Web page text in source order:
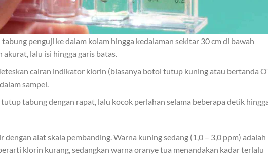
penguji ke dalam kolam hingga kedalaman sekitar 30 cm di bawah
lalu isi hingga garis batas.
cairan indikator klorin (biasanya botol tutup kuning atau bertanda
sampel.
tabung dengan rapat, lalu kocok perlahan selama beberapa detik
dengan alat skala pembanding. Warna kuning sedang (1,0 – 3,0 ppm) adalah
klorin kurang, sedangkan warna oranye tua menandakan kadar terlalu